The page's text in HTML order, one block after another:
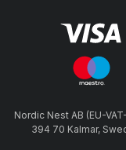
Nordic Nest AB (EU-
394 70 Kalmar,